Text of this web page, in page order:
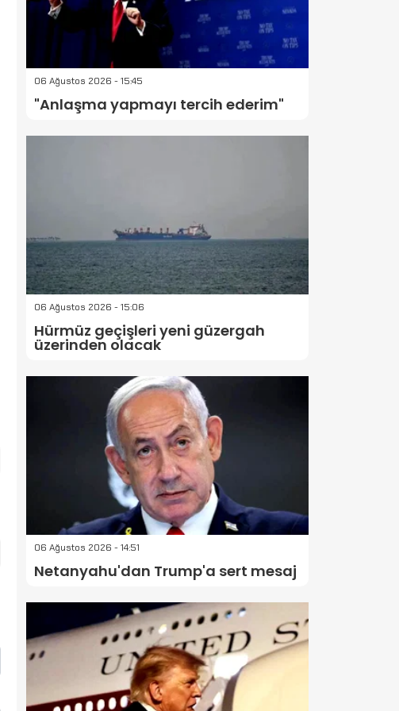
06 Ağustos 2026 - 15:45
"Anlaşma yapmayı tercih ederim"
06 Ağustos 2026 - 15:06
Hürmüz geçişleri yeni güzergah
üzerinden olacak
06 Ağustos 2026 - 14:51
Netanyahu'dan Trump'a sert mesaj